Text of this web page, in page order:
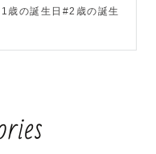
歳の誕生日#2歳の誕生